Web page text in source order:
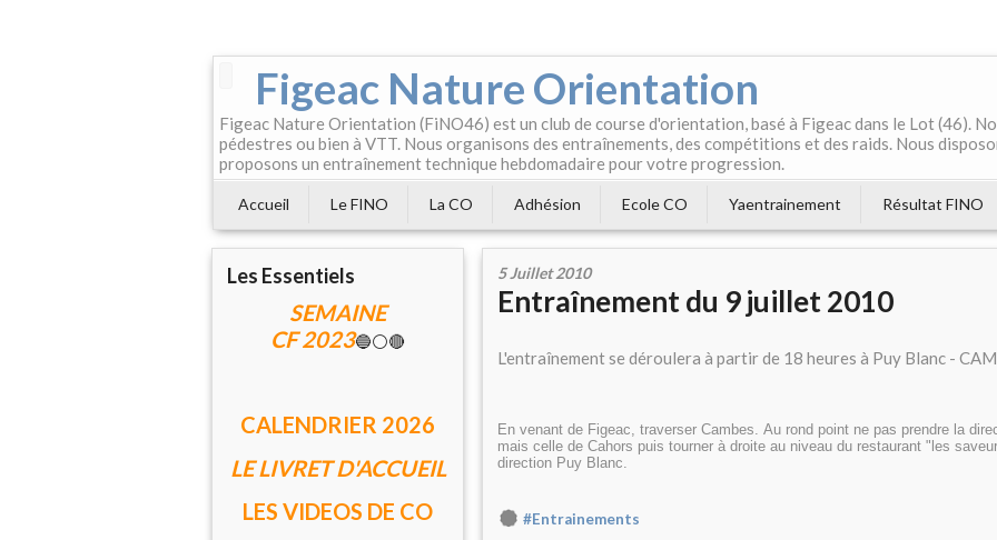
Figeac Nature Orientation
Figeac Nature Orientation (FiNO46) est un club de course d'orientation, basé à Figeac dans le Lot (46).
pédestres ou bien à VTT. Nous organisons des entraînements, des compétitions et des raids. Nous
proposons un entraînement technique hebdomadaire pour votre progression.
Accueil Le FINO La CO Adhésion Ecole CO Yaentrainement Résultat FINO
Les Essentiels
SEMAINE
CF 2023🔵⚪🔴
CALENDRIER 2026
LE LIVRET D'ACCUEIL
LES VIDEOS DE CO
5 Juillet 2010
Entraînement du 9 juillet 2010
L'entraînement se déroulera à partir de 18 heures à Puy Blanc -
En venant de Figeac, traverser Cambes. Au rond point ne pas prendre la
mais celle de Cahors puis tourner à droite au niveau du restaurant "les
direction Puy Blanc.
#Entrainements